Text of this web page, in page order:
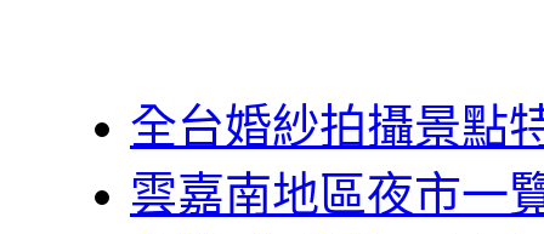
全台婚紗拍攝景點
雲嘉南地區夜市一